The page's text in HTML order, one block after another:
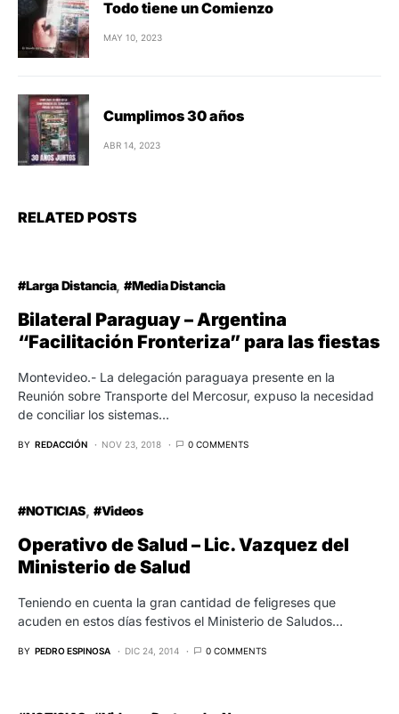
Todo tiene un Comienzo
MAY 10, 2023
Cumplimos 30 años
ABR 14, 2023
RELATED POSTS
#Larga Distancia #Media Distancia
Bilateral Paraguay – Argentina
“Facilitación Fronteriza” para las fiestas
Montevideo.- La delegación paraguaya presente en la
Reunión sobre Transporte del Mercosur, expuso la necesidad
de conciliar los sistemas…
BY REDACCIÓN NOV 23, 2018 0 COMMENTS
#NOTICIAS #Videos
Operativo de Salud – Lic. Vazquez del
Ministerio de Salud
Teniendo en cuenta la gran cantidad de feligreses que
acuden en estos días festivos el Ministerio de Saludos…
BY PEDRO ESPINOSA DIC 24, 2014 0 COMMENTS